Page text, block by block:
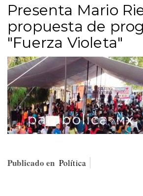
Presenta Mario
propuesta de
"Fuerza Violeta"
Publicado en Política